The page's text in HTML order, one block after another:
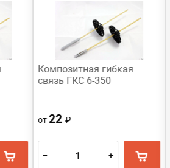
Композитная гибкая
связь ГКС 6-350
от22₽
– +